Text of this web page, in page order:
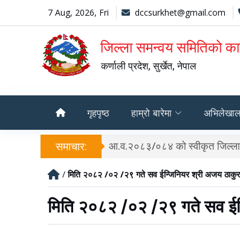
7 Aug, 2026, Fri dccsurkhet@gmail.com
जिल्ला समन्वय समितिको
कर्णाली प्रदेश, सुर्खेत, नेपाल
गृहपृष्ठ हाम्रो बारेमा
समाचार: आ.व.२०८३/०८४ को स्वीकृत
/मिति २०८२ /०२ /२९ गते सव ईन्जिनियर श्री अजय ठाकुर
मिति २०८२ /०२ /२९ गते सव